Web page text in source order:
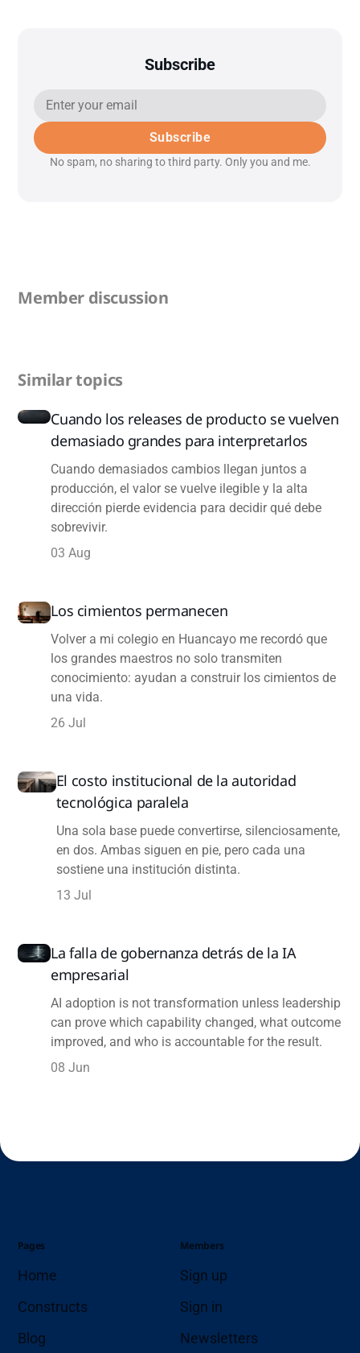
Subscribe
Subscribe
No spam, no sharing to third party. Only you and me.
Member discussion
Similar topics
Cuando los releases de producto se vuelven
demasiado grandes para interpretarlos
Cuando demasiados cambios llegan juntos a
producción, el valor se vuelve ilegible y la alta
dirección pierde evidencia para decidir qué debe
sobrevivir.
03 Aug
Los cimientos permanecen
Volver a mi colegio en Huancayo me recordó que
los grandes maestros no solo transmiten
conocimiento: ayudan a construir los cimientos de
una vida.
26 Jul
El costo institucional de la autoridad
tecnológica paralela
Una sola base puede convertirse, silenciosamente,
en dos. Ambas siguen en pie, pero cada una
sostiene una institución distinta.
13 Jul
La falla de gobernanza detrás de la IA
empresarial
AI adoption is not transformation unless leadership
can prove which capability changed, what outcome
improved, and who is accountable for the result.
08 Jun
Pages
Home
Constructs
Blog
Members
Sign up
Sign in
Newsletters